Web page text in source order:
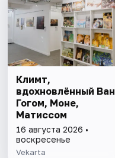
Климт,
вдохновлённый Ван
Гогом, Моне,
Матиссом
16 августа 2026 •
воскресенье
Vekarta